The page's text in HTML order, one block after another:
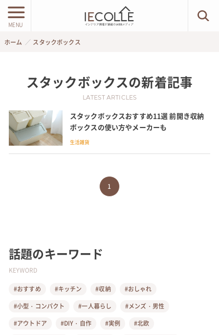
MENU
ホーム スタックボックス
スタックボックスの新着記事
LATEST ARTICLES
スタックボックスおすすめ11選 前開き収納
ボックスの使い方やメーカーも
生活雑貨
1
話題のキーワード
KEYWORD
#おすすめ #キッチン #収納
#おしゃれ
#小型・コンパクト
#一人暮らし
#メンズ・男性
#アウトドア
#DIY・自作 #実例
#北欧